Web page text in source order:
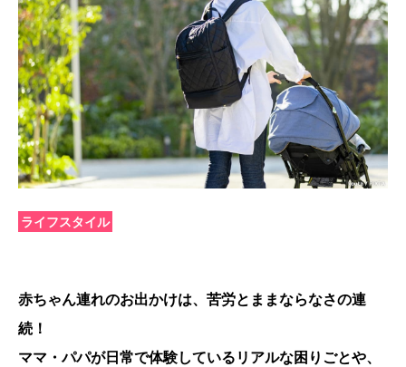
ライフスタイル
赤ちゃん連れのお出かけは、苦労とままならなさの連
続！
ママ・パパが日常で体験しているリアルな困りごとや、